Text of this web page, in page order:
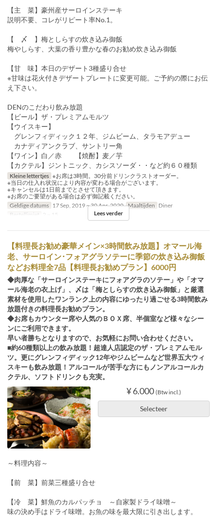
【主 菜】豪州産サーロインステーキ
説明不要、コレがリピート率No.1。
【 〆 】梅としらすの炊き込み御飯
梅やしらす、大葉の香り豊かな春のお勧め炊き込み御飯
【甘 味】本日のデザート3種盛り合せ
※甘味は花火付きデザートプレートに変更可能。ご予約の際にお伝
え下さい。
DENのこだわり飲み放題
【ビール】ザ・プレミアムモルツ
【ウイスキー】
グレンフィディック１２年、ジムビーム、タラモアデュー
カナディアンクラブ、サントリー角
【ワイン】白／赤 【焼酎】麦／芋
【カクテル】ジントニック、カシスソーダ・・など約６０種類
Kleine lettertjes ※お席は3時間。30分前ドリンクラストオーダー。
※当日の仕入れ状況により内容が変わる場合がございます。
※キャンセルは1日前までとさせて頂きます。
※お席のご要望がある場合は必ず御記載ください。
Geldige datums 17 Sep, 2019 ~ 30 Apr, 2020 Maaltijden Diner
Bestellimiet
2 ~ 15 Lees verder
【料理長お勧め豪華メイン×3時間飲み放題】オマール海
老、サーロイン･フォアグラソテーに季節の炊き込み御飯
などお料理全7品【料理長お勧めプラン】6000円
◆肉厚な「サーロインステーキにフォアグラのソテー」や「オマ
ール海老の衣上げ」、〆は「梅としらすの炊き込み御飯」と厳選
素材を使用したワンランク上の内容にゆったり過ごせる3時間飲み
放題付きの料理長お勧めプラン。
◆お席もカウンター席や人気のＢＯＸ席、半個室など様々なシー
ンにご利用できます。
早い者勝ちとなりますので、お気軽にお問い合わせください。
■約60種類以上の飲み放題！超達人店認定のザ・プレミアムモル
ツ。更にグレンフィディック12年やジムビームなど世界五大ウィ
スキーも飲み放題！アルコールが苦手な方にもノンアルコールカ
クテル、ソフトドリンクも充実。
¥ 6.000 (Btw incl.)
Selecteer
～料理内容～
【前 菜】前菜三種盛り合せ
【冷 菜】鮮魚のカルパッチョ ～自家製ドライ味噌～
味の決め手はドライ味噌。お魚の味を最大限に引き出します。